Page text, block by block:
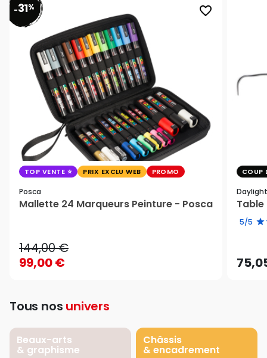
favorite_border
-31%
TOP VENTE PRIX EXCLU WEB PROMO
Posca
Mallette 24 Marqueurs Peinture - Posca
144,00 €
99,00 €
COUP
Daylight
Table
5/5
Tous nos univers
Beaux-arts
& graphisme
Châssis
& encadrement